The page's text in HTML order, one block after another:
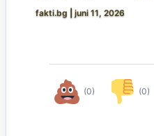
fakti.bg juni 11, 2026
(0) (0)